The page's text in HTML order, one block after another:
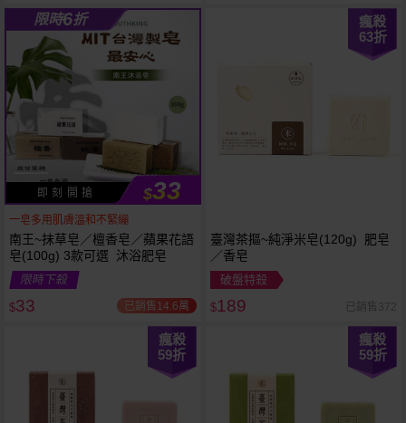
限時6折
即 刻 開 搶 $33
一皂多用肌膚溫和不緊繃
南王~抹草皂／檀香皂／蘋果花語
皂(100g) 3款可選 沐浴肥皂
限時下殺
$33 已銷售14.6萬
瘋殺
63折
臺灣茶摳~純淨米皂(120g) 肥皂
／香皂
破盤特殺
$189 已銷售372
瘋殺
59折
瘋殺
59折